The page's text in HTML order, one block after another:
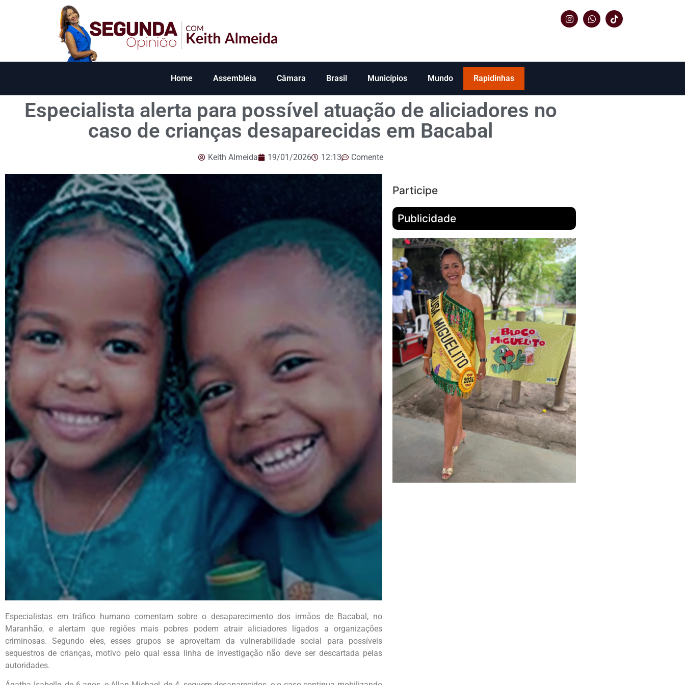
Home Assembleia Câmara Brasil Municípios Mundo Rapidinhas
Especialista alerta para possível atuação de aliciadores no
caso de crianças desaparecidas em Bacabal
Keith Almeida 19/01/2026 12:13 Comente
Especialistas em tráfico humano comentam sobre o desaparecimento dos irmãos de Bacabal, no
Maranhão, e alertam que regiões mais pobres podem atrair aliciadores ligados a organizações
criminosas. Segundo eles, esses grupos se aproveitam da vulnerabilidade social para possíveis
sequestros de crianças, motivo pelo qual essa linha de investigação não deve ser descartada pelas
autoridades.
Participe
Publicidade